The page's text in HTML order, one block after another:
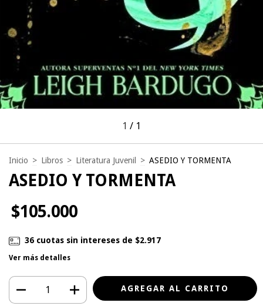
1 / 1
Inicio > Libros > Literatura Juvenil > ASEDIO Y TORMENTA
ASEDIO Y TORMENTA
$105.000
36 cuotas sin intereses de $2.917
Ver más detalles